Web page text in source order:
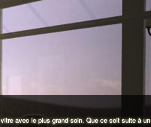
avec le plus grand soin. Que ce soit suite à un